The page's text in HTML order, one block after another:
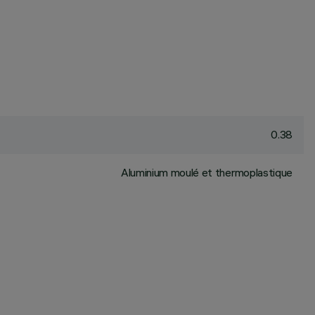
0.38
Aluminium moulé et thermoplastique